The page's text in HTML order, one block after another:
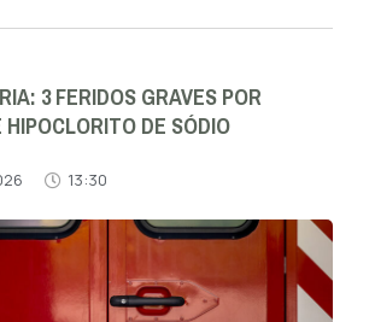
3 FERIDOS GRAVES POR
DE SÓDIO
13:30